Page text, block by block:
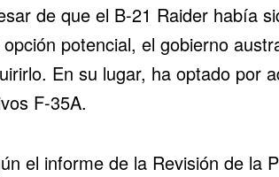
de que el B-21 Raider había
potencial, el gobierno
En su lugar, ha optado por
F-35A.
el informe de la Revisión de la